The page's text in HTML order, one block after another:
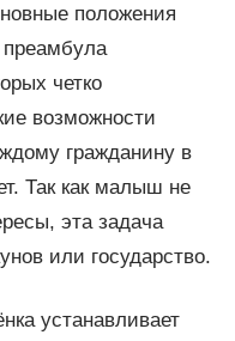
положения
преамбула
четко
возможности
гражданину в
Так как малыш не
эта задача
или государство.
устанавливает